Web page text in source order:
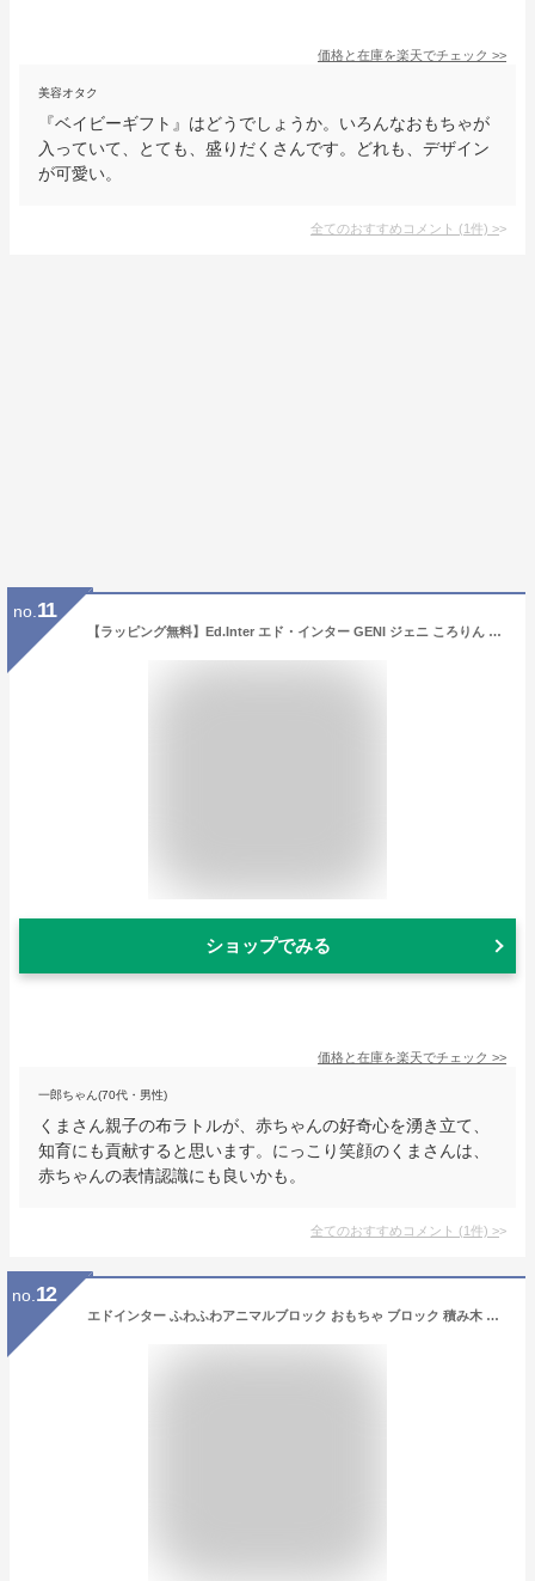
価格と在庫を楽天でチェック >>
美容オタク
『ベイビーギフト』はどうでしょうか。いろんなおもちゃが
入っていて、とても、盛りだくさんです。どれも、デザイン
が可愛い。
全てのおすすめコメント (1件) >
no. 11
【ラッピング無料】Ed.Inter エド・インター GENI ジェニ ころりん くまさん ふわふわトーイ 知育玩具 学習玩具 布ラトル おもちゃ 知育 ファーストトイ グットトイ 出産祝い ギフト プレゼント 誕生日 かわいい 男の子 女の子 0.5歳 1歳 822807 J573065
ショップでみる
価格と在庫を楽天でチェック >>
一郎ちゃん(70代・男性)
くまさん親子の布ラトルが、赤ちゃんの好奇心を湧き立て、
知育にも貢献すると思います。にっこり笑顔のくまさんは、
赤ちゃんの表情認識にも良いかも。
全てのおすすめコメント (1件) >
no. 12
エドインター ふわふわアニマルブロック おもちゃ ブロック 積み木 エド・インター GENI ジェニ 知育玩具 布製 ベビー 子供 誕生日 出産祝い プレゼント ギフト 男の子 女の子 0歳 6か月 1歳 プレゼント クリスマス クリスマスプレゼント